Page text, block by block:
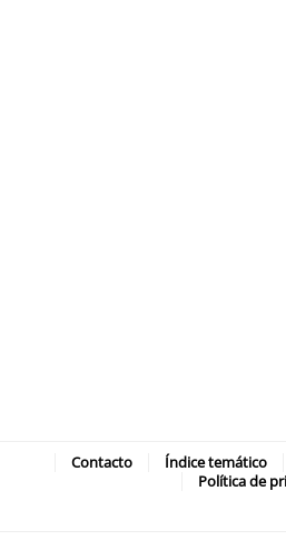
Contacto Índice temático
Política de